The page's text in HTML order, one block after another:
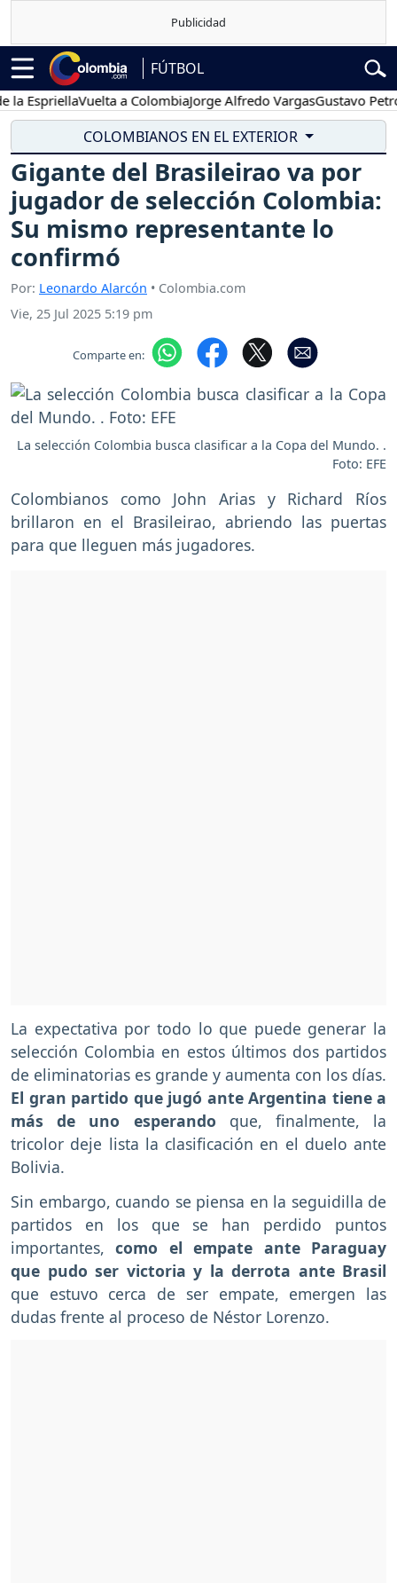
FÚTBOL
Vuelta a ColombiaJorge Alfredo VargasGustavo Petro
COLOMBIANOS EN EL EXTERIOR
Gigante del Brasileirao va por
jugador de selección Colombia:
Su mismo representante lo
confirmó
Por: Leonardo Alarcón • Colombia.com
Vie, 25 Jul 2025 5:19 pm
Comparte en:
La selección Colombia busca clasificar a la Copa del Mundo. .
Foto: EFE
Colombianos como John Arias y Richard Ríos
brillaron en el Brasileirao, abriendo las puertas
para que lleguen más jugadores.
La expectativa por todo lo que puede generar la
selección Colombia en estos últimos dos partidos
de eliminatorias es grande y aumenta con los días.
El gran partido que jugó ante Argentina tiene a
más de uno esperando que, finalmente, la
tricolor deje lista la clasificación en el duelo ante
Bolivia.
Sin embargo, cuando se piensa en la seguidilla de
partidos en los que se han perdido puntos
importantes,como el empate ante Paraguay
que pudo ser victoria y la derrota ante Brasil
que estuvo cerca de ser empate, emergen las
dudas frente al proceso de Néstor Lorenzo.